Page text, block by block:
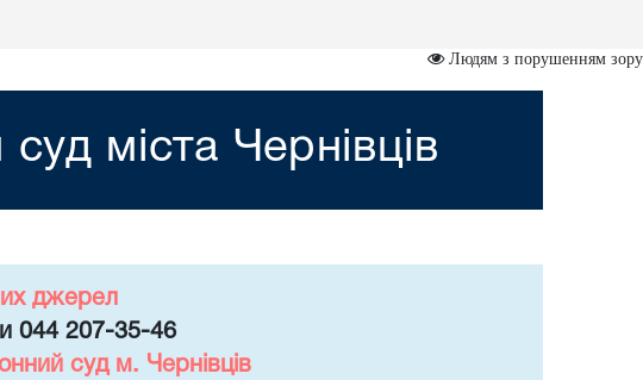
Людям з порушенням зору
міста Чернівців
джерел
044 207-35-46
суд м. Чернівців